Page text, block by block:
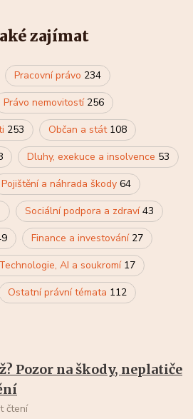
zajímat
Pracovní právo 234
Právo nemovitostí 256
253 Občan a stát 108
Dluhy, exekuce a insolvence 53
Pojištění a náhrada škody 64
Sociální podpora a zdraví43
Finance a investování 27
Technologie, AI a soukromí 17
Ostatní právní témata 112
Pozor na škody, neplatiče
čtení